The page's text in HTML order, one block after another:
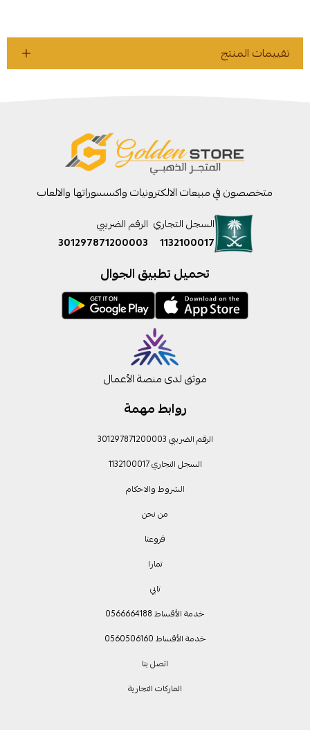
تقييمات المنتج
روابط مهمة
الرقم الضريبي 301297871200003
السجل التجاري 1132100017
الشروط والاحكام
من نحن
فروعنا
تمارا
تابي
خدمة الأقساط 0566664188
خدمة الأقساط 0560506160
اتصل بنا
الماركات التجارية
متخصصون في مبيعات الالكترونيات واكسسوراتها والالعاب
السجل التجاري
1132100017
الرقم الضريبي
301297871200003
تحميل تطبيق الجوال
موثق لدى منصة الأعمال